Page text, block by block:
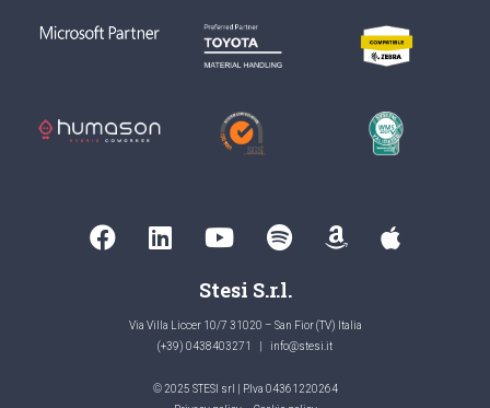
Stesi S.r.l.
Via Villa Liccer 10/7 31020 – San Fior (TV) Italia
(+39) 0438403271
info@stesi.it
© 2025 STESI srl | P.Iva 04361220264